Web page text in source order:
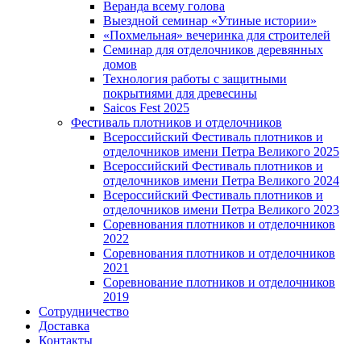
Веранда всему голова
Выездной семинар «Утиные истории»
«Похмельная» вечеринка для строителей
Семинар для отделочников деревянных
домов
Технология работы с защитными
покрытиями для древесины
Saicos Fest 2025
Фестиваль плотников и отделочников
Всероссийский Фестиваль плотников и
отделочников имени Петра Великого 2025
Всероссийский Фестиваль плотников и
отделочников имени Петра Великого 2024
Всероссийский Фестиваль плотников и
отделочников имени Петра Великого 2023
Соревнования плотников и отделочников
2022
Соревнования плотников и отделочников
2021
Соревнование плотников и отделочников
2019
Сотрудничество
Доставка
Контакты